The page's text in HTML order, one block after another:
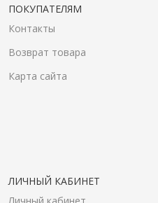
ПОКУПАТЕЛЯМ
Контакты
Возврат товара
Карта сайта
ЛИЧНЫЙ КАБИНЕТ